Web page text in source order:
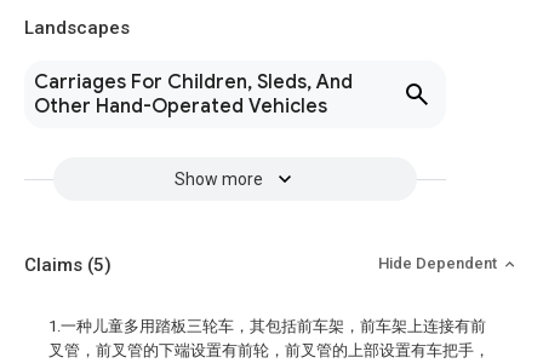
Landscapes
Carriages For Children, Sleds, And
Other Hand-Operated Vehicles
Show more
Claims (5) Hide Dependent
1.一种儿童多用踏板三轮车，其包括前车架，前车架上连接有前
叉管，前叉管的下端设置有前轮，前叉管的上部设置有车把手，